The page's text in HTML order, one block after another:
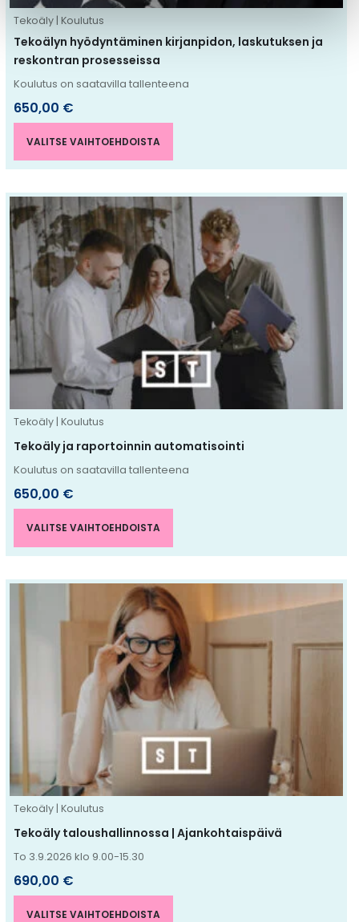
Tekoäly | Koulutus
Tekoälyn hyödyntäminen kirjanpidon, laskutuksen ja
reskontran prosesseissa
Koulutus on saatavilla tallenteena
650,00 €
VALITSE VAIHTOEHDOISTA
sivulla.
Tekoäly | Koulutus
Tekoäly ja raportoinnin automatisointi
Koulutus on saatavilla tallenteena
650,00 €
VALITSE VAIHTOEHDOISTA
Tällä
tuotteella
on
useampi
muunnelma.
Voit
tehdä
valinnat
tuotteen
sivulla.
Tekoäly | Koulutus
Tekoäly taloushallinnossa | Ajankohtaispäivä
To 3.9.2026 klo 9.00-15.30
690,00 €
VALITSE VAIHTOEHDOISTA
Tällä
tuotteella
on
useampi
muunnelma.
Voit
tehdä
valinnat
tuotteen
sivulla.